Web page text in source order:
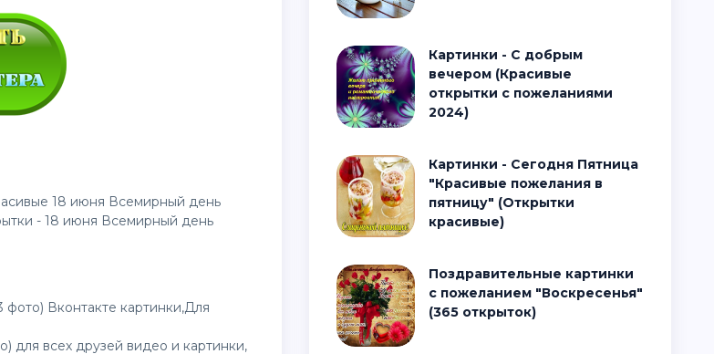
18 июня Всемирный день
- 18 июня Всемирный день
Вконтакте картинки,Для
для всех друзей видео и картинки,
Картинки - С добрым
вечером (Красивые
открытки с пожеланиями
2024)
Картинки - Сегодня Пятница
"Красивые пожелания в
пятницу" (Открытки
красивые)
Поздравительные картинки
с пожеланием "Воскресенья"
(365 открыток)